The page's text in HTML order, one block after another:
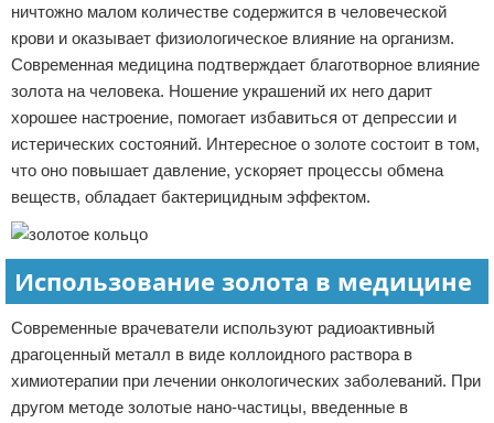
ничтожно малом количестве содержится в человеческой
крови и оказывает физиологическое влияние на организм.
Современная медицина подтверждает благотворное влияние
золота на человека. Ношение украшений их него дарит
хорошее настроение, помогает избавиться от депрессии и
истерических состояний. Интересное о золоте состоит в том,
что оно повышает давление, ускоряет процессы обмена
веществ, обладает бактерицидным эффектом.
Использование золота в медицине
Современные врачеватели используют радиоактивный
драгоценный металл в виде коллоидного раствора в
химиотерапии при лечении онкологических заболеваний. При
другом методе золотые нано-частицы, введенные в